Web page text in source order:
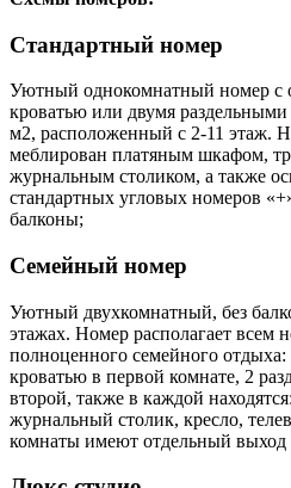
Стандартный номер
Уютный однокомнатный номер с
кроватью или двумя
м2, расположенный с 2-11 этаж.
меблирован платяным шкафом,
журнальным столиком, а также
стандартных угловых номеров
балконы;
Семейный номер
Уютный двухкомнатный, без
этажах. Номер располагает всем
полноценного семейного
кроватью в первой комнате, 2
второй, также в каждой
журнальный столик, кресло,
комнаты имеют отдельный выход